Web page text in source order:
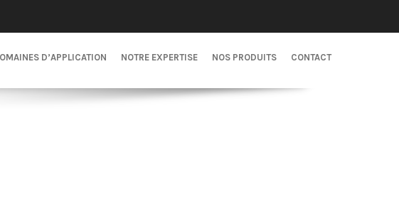
D’APPLICATION NOTRE EXPERTISE NOS PRODUITS CONTACT